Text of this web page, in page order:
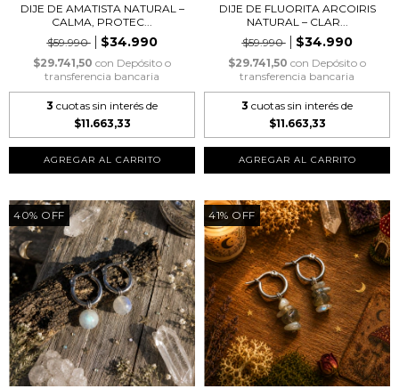
DIJE DE AMATISTA NATURAL –
CALMA, PROTEC...
$59.990
$34.990
$29.741,50 con Depósito o
transferencia bancaria
3 cuotas sin interés de
$11.663,33
AGREGAR AL CARRITO
DIJE DE FLUORITA ARCOIRIS
NATURAL – CLAR...
$59.990
$34.990
$29.741,50 con Depósito o
transferencia bancaria
3 cuotas sin interés de
$11.663,33
AGREGAR AL CARRITO
40% OFF 41% OFF